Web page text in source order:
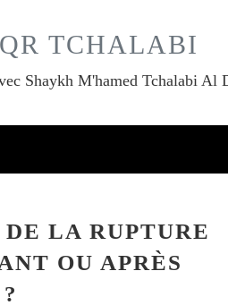
QR TCHALABI
LA RUPTURE
OU APRÈS